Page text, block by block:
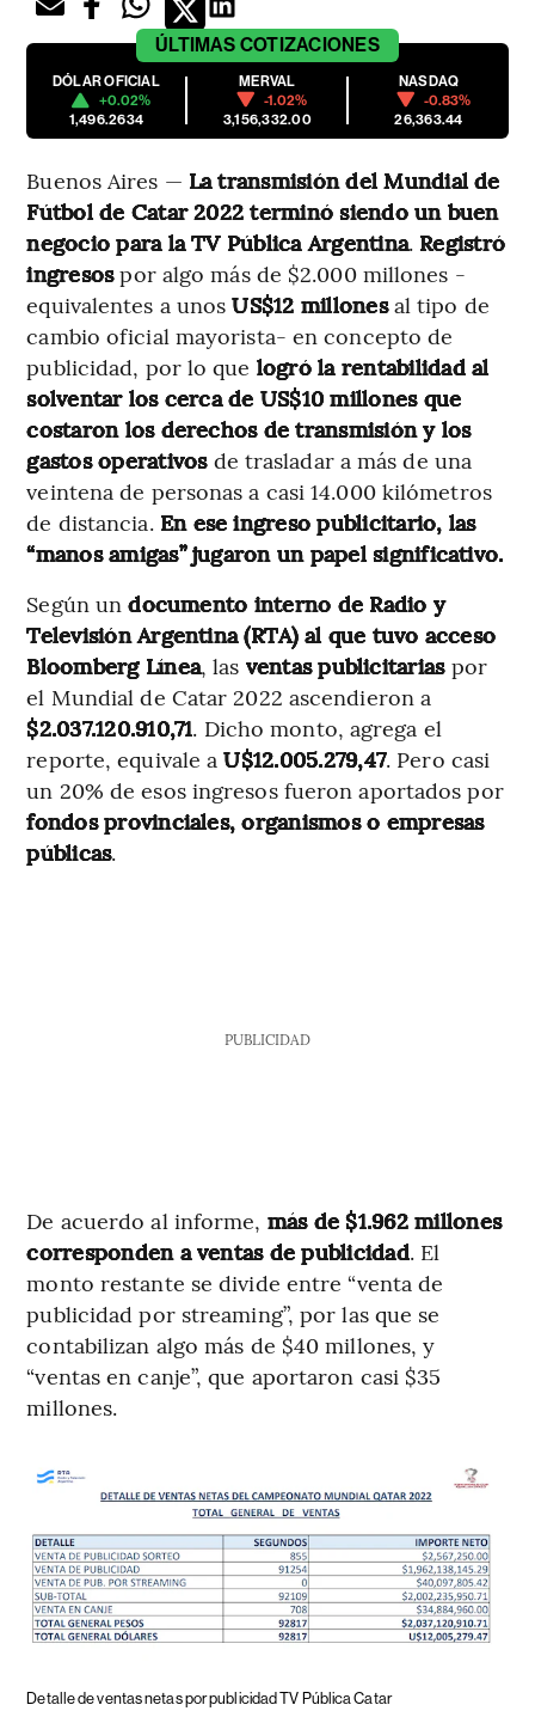
ÚLTIMAS COTIZACIONES
DÓLAR OFICIAL
+0.02%
1,496.2634
MERVAL
-1.02%
3,156,332.00
NASDAQ
-0.83%
26,363.44
Buenos Aires — La transmisión del Mundial de
Fútbol de Catar 2022 terminó siendo un buen
negocio para la TV Pública Argentina. Registró
ingresospor algo más de $2.000 millones -
equivalentes a unosUS$12 millonesal tipo de
cambio oficial mayorista- en concepto de
publicidad, por lo que logró la rentabilidad al
solventar los cerca de US$10 millones que
costaron los derechos de transmisión y los
gastos operativosde trasladar a más de una
veintena de personas a casi 14.000 kilómetros
de distancia. En ese ingreso publicitario, las
“manos amigas” jugaron un papel significativo.
Según undocumento interno de Radio y
Televisión Argentina (RTA) al que tuvo acceso
Bloomberg Línea, las ventas publicitariaspor
el Mundial de Catar 2022 ascendieron a
$2.037.120.910,71. Dicho monto, agrega el
reporte, equivale aU$12.005.279,47. Pero casi
un 20% de esos ingresos fueron aportados por
fondos provinciales, organismos o empresas
públicas.
PUBLICIDAD
De acuerdo al informe, más de $1.962 millones
corresponden a ventas de publicidad. El
monto restante se divide entre “venta de
publicidad por streaming”, por las que se
contabilizan algo más de $40 millones, y
“ventas en canje”, que aportaron casi $35
millones.
Detalle de ventas netas por publicidad TV Pública Catar